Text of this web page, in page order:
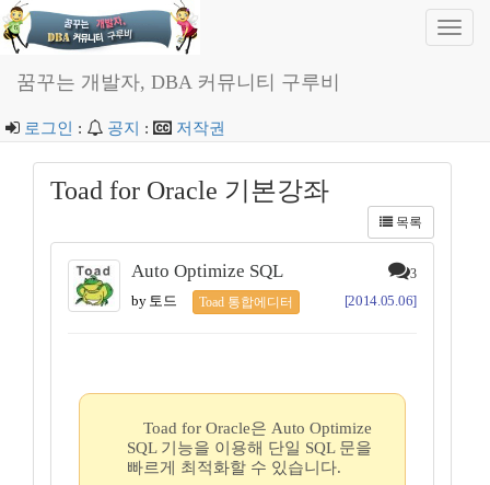
꿈꾸는 개발자, DBA 커뮤니티 구루비
로그인 : 공지 : 저작권
Toad for Oracle 기본강좌
목록
Auto Optimize SQL 3
by 토드 Toad 통합에디터 [2014.05.06]
Toad for Oracle은 Auto Optimize
SQL 기능을 이용해 단일 SQL 문을
빠르게 최적화할 수 있습니다.